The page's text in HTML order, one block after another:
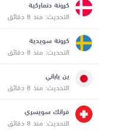
كرونة دنماركية
التحديث: منذ 8 دقائق
كرونة سويدية
التحديث: منذ 8 دقائق
ين ياباني
التحديث: منذ 8 دقائق
فرانك سويسري
التحديث: منذ 8 دقائق